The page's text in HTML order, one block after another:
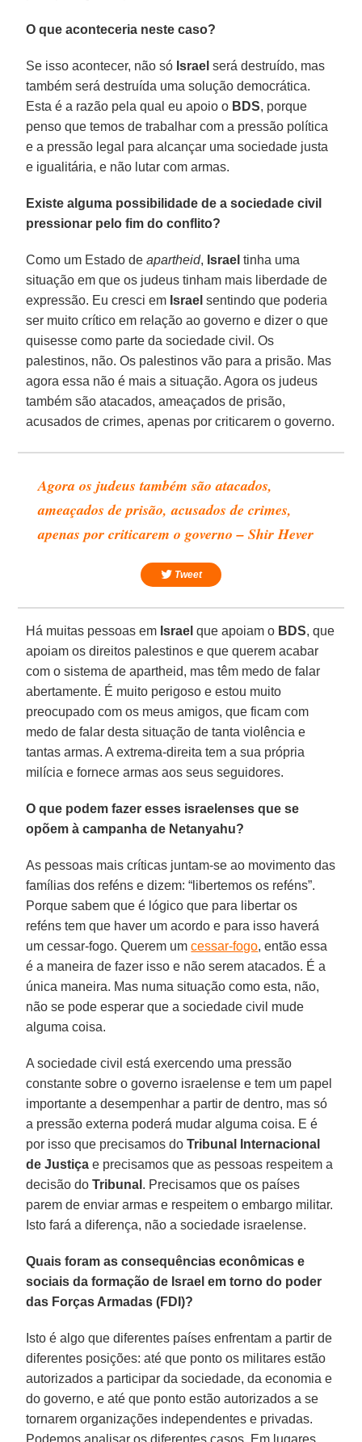
O que aconteceria neste caso?
Se isso acontecer, não só Israel será destruído, mas
também será destruída uma solução democrática.
Esta é a razão pela qual eu apoio o BDS, porque
penso que temos de trabalhar com a pressão política
e a pressão legal para alcançar uma sociedade justa
e igualitária, e não lutar com armas.
Existe alguma possibilidade de a sociedade civil
pressionar pelo fim do conflito?
Como um Estado deapartheid, Israel tinha uma
situação em que os judeus tinham mais liberdade de
expressão. Eu cresci em Israel sentindo que poderia
ser muito crítico em relação ao governo e dizer o que
quisesse como parte da sociedade civil. Os
palestinos, não. Os palestinos vão para a prisão. Mas
agora essa não é mais a situação. Agora os judeus
também são atacados, ameaçados de prisão,
acusados de crimes, apenas por criticarem o governo.
Agora os judeus também são atacados,
ameaçados de prisão, acusados de crimes,
apenas por criticarem o governo – Shir Hever
Tweet
Há muitas pessoas em Israel que apoiam o BDS, que
apoiam os direitos palestinos e que querem acabar
com o sistema de apartheid, mas têm medo de falar
abertamente. É muito perigoso e estou muito
preocupado com os meus amigos, que ficam com
medo de falar desta situação de tanta violência e
tantas armas. A extrema-direita tem a sua própria
milícia e fornece armas aos seus seguidores.
O que podem fazer esses israelenses que se
opõem à campanha de Netanyahu?
As pessoas mais críticas juntam-se ao movimento das
famílias dos reféns e dizem: “libertemos os reféns”.
Porque sabem que é lógico que para libertar os
reféns tem que haver um acordo e para isso haverá
um cessar-fogo. Querem umcessar-fogo, então essa
é a maneira de fazer isso e não serem atacados. É a
única maneira. Mas numa situação como esta, não,
não se pode esperar que a sociedade civil mude
alguma coisa.
A sociedade civil está exercendo uma pressão
constante sobre o governo israelense e tem um papel
importante a desempenhar a partir de dentro, mas só
a pressão externa poderá mudar alguma coisa. E é
por isso que precisamos doTribunal Internacional
de Justiça e precisamos que as pessoas respeitem a
decisão doTribunal . Precisamos que os países
parem de enviar armas e respeitem o embargo militar.
Isto fará a diferença, não a sociedade israelense.
Quais foram as consequências econômicas e
sociais da formação de Israel em torno do poder
das Forças Armadas (FDI)?
Isto é algo que diferentes países enfrentam a partir de
diferentes posições: até que ponto os militares estão
autorizados a participar da sociedade, da economia e
do governo, e até que ponto estão autorizados a se
tornarem organizações independentes e privadas.
Podemos analisar os diferentes casos. Em lugares